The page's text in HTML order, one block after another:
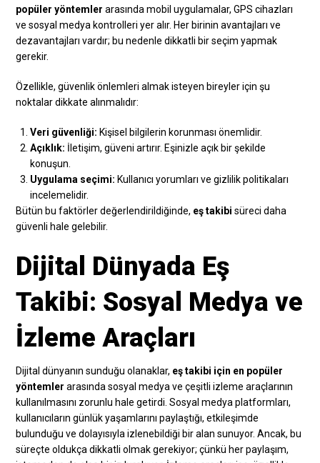
popüler yöntemler arasında mobil uygulamalar, GPS cihazları
ve sosyal medya kontrolleri yer alır. Her birinin avantajları ve
dezavantajları vardır; bu nedenle dikkatli bir seçim yapmak
gerekir.
Özellikle, güvenlik önlemleri almak isteyen bireyler için şu
noktalar dikkate alınmalıdır:
Veri güvenliği: Kişisel bilgilerin korunması önemlidir.
Açıklık: İletişim, güveni artırır. Eşinizle açık bir şekilde
konuşun.
Uygulama seçimi: Kullanıcı yorumları ve gizlilik politikaları
incelemelidir.
Bütün bu faktörler değerlendirildiğinde, eş takibi süreci daha
güvenli hale gelebilir.
Dijital Dünyada Eş
Takibi: Sosyal Medya ve
İzleme Araçları
Dijital dünyanın sunduğu olanaklar, eş takibi için en popüler
yöntemler arasında sosyal medya ve çeşitli izleme araçlarının
kullanılmasını zorunlu hale getirdi. Sosyal medya platformları,
kullanıcıların günlük yaşamlarını paylaştığı, etkileşimde
bulunduğu ve dolayısıyla izlenebildiği bir alan sunuyor. Ancak, bu
süreçte oldukça dikkatli olmak gerekiyor; çünkü her paylaşım,